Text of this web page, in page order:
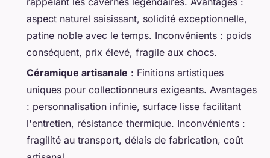
aspect naturel saisissant, solidité exceptionnelle,
patine noble avec le temps. Inconvénients : poids
conséquent, prix élevé, fragile aux chocs.
Céramique artisanale : Finitions artistiques
uniques pour collectionneurs exigeants. Avantages
: personnalisation infinie, surface lisse facilitant
l'entretien, résistance thermique. Inconvénients :
fragilité au transport, délais de fabrication, coût